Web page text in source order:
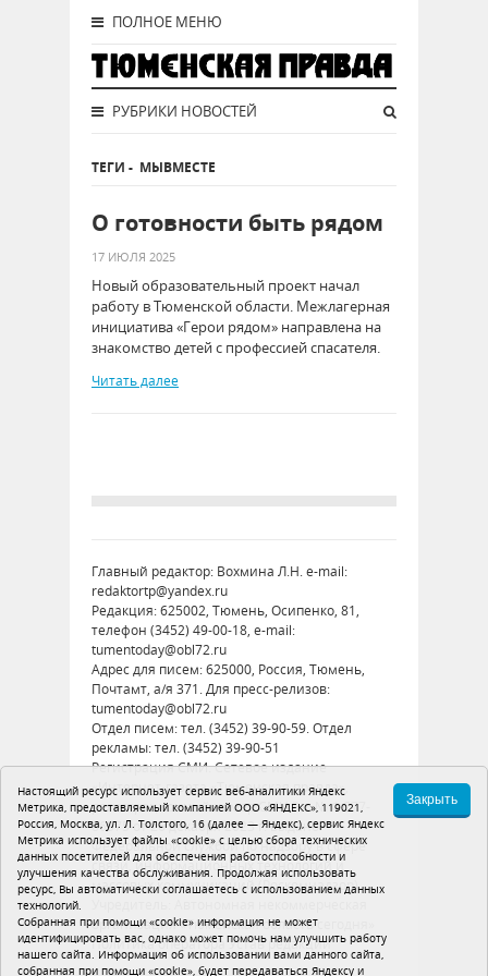
ПОЛНОЕ МЕНЮ
РУБРИКИ НОВОСТЕЙ
ТЕГИ - МЫВМЕСТЕ
О готовности быть рядом
17 ИЮЛЯ 2025
Новый образовательный проект начал
работу в Тюменской области. Межлагерная
инициатива «Герои рядом» направлена на
знакомство детей с профессией спасателя.
Читать далее
Главный редактор: Вохмина Л.Н. e-mail:
redaktortp@yandex.ru
Редакция: 625002, Тюмень, Осипенко, 81,
телефон (3452) 49-00-18, e-mail:
tumentoday@obl72.ru
Адрес для писем: 625000, Россия, Тюмень,
Почтамт, а/я 371. Для пресс-релизов:
tumentoday@obl72.ru
Отдел писем: тел. (3452) 39-90-59. Отдел
рекламы: тел. (3452) 39-90-51
Регистрация СМИ: Сетевое издание
«Интернет-газета «Тюменская правда»,
регистрационный номер СМИ Эл № ФС77-
86575 от 26 декабря 2023 г. выдано
Федеральной службой по надзору в сфере
связи, информационных технологий и
массовых коммуникаций (Роскомнадзор)
организация «Тюменская область сегодня»
Политика оператора Устав редакции
Настоящий ресурс использует сервис веб-аналитики Яндекс
Метрика, предоставляемый компанией ООО «ЯНДЕКС», 119021,
Россия, Москва, ул. Л. Толстого, 16 (далее — Яндекс), сервис Яндекс
Метрика использует файлы «cookie» с целью сбора технических
данных посетителей для обеспечения работоспособности и
улучшения качества обслуживания. Продолжая использовать
ресурс, Вы автоматически соглашаетесь с использованием данных
технологий.
Собранная при помощи «cookie» информация не может
идентифицировать вас, однако может помочь нам улучшить работу
нашего сайта. Информация об использовании вами данного сайта,
собранная при помощи «cookie», будет передаваться Яндексу и
Закрыть